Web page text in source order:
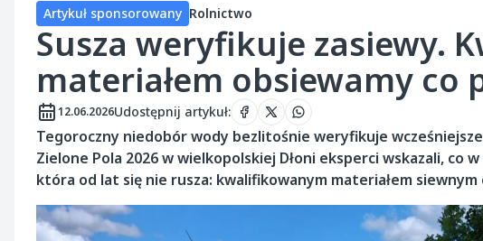
Artykuł sponsorowany Rolnictwo
Susza weryfikuje zasiewy.
materiałem obsiewamy co
12.06.2026Udostępnij artykuł:
Tegoroczny niedobór wody bezlitośnie weryfikuje
Zielone Pola 2026 w wielkopolskiej Dłoni eksperci wskazali,
która od lat się nie rusza: kwalifikowanym materiałem